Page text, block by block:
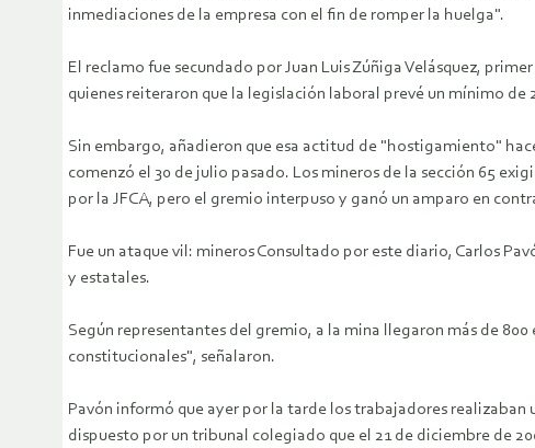
inmediaciones de la empresa con el fin de romper la huelga".
El reclamo fue secundado por Juan Luis Zúñiga Velásquez,
quienes reiteraron que la legislación laboral prevé un mínimo de
Sin embargo, añadieron que esa actitud de "hostigamiento"
comenzó el 30 de julio pasado. Los mineros de la sección 65
por la JFCA, pero el gremio interpuso y ganó un amparo en
Fue un ataque vil: mineros Consultado por este diario, Carlos
y estatales.
Según representantes del gremio, a la mina llegaron más de
constitucionales", señalaron.
Pavón informó que ayer por la tarde los trabajadores
dispuesto por un tribunal colegiado que el 21 de diciembre de